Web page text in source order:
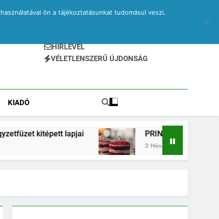
HÍRLEVÉL
VÉLETLENSZERŰ ÚJDONSÁG
KIADÓ
lapjai PRINA és kvantumsüti – egy
2 Hónap Ezelőtt
ön a tájékoztatásunkat tudomásul veszi.